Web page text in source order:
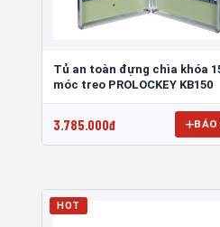
Tủ an toàn đựng chìa khóa
móc treo PROLOCKEY KB150
3.785.000đ BÁO
HOT